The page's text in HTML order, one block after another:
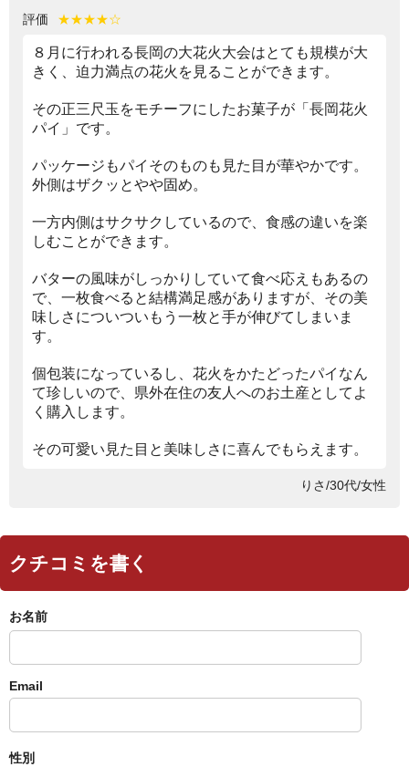
評価 ★★★★☆
８月に行われる長岡の大花火大会はとても規模が大
きく、迫力満点の花火を見ることができます。
その正三尺玉をモチーフにしたお菓子が「長岡花火
パイ」です。
パッケージもパイそのものも見た目が華やかです。
外側はザクッとやや固め。
一方内側はサクサクしているので、食感の違いを楽
しむことができます。
バターの風味がしっかりしていて食べ応えもあるの
で、一枚食べると結構満足感がありますが、その美
味しさについついもう一枚と手が伸びてしまいま
す。
個包装になっているし、花火をかたどったパイなん
て珍しいので、県外在住の友人へのお土産としてよ
く購入します。
その可愛い見た目と美味しさに喜んでもらえます。
りさ/30代/女性
クチコミを書く
お名前
Email
性別